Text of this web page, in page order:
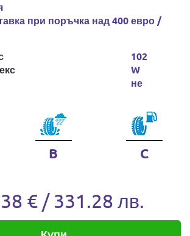
при поръчка над 400 евро /
102
W
не
B C
€ / 331.28 лв.